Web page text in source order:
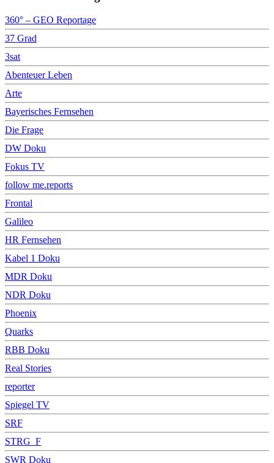
360° – GEO Reportage
37 Grad
3sat
Abenteuer Leben
Arte
Bayerisches Fernsehen
Die Frage
DW Doku
Fokus TV
follow me.reports
Frontal
Galileo
HR Fernsehen
Kabel 1 Doku
MDR Doku
NDR Doku
Phoenix
Quarks
RBB Doku
Real Stories
reporter
Spiegel TV
SRF
STRG_F
SWR Doku